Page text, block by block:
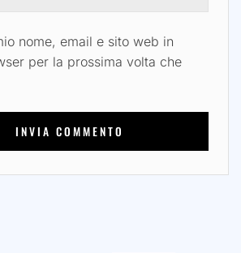
nome, email e sito web in
per la prossima volta che